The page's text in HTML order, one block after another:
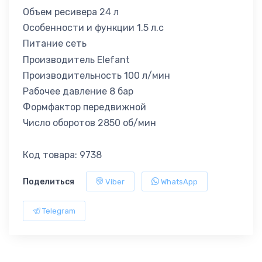
Объем ресивера 24 л
Особенности и функции 1.5 л.с
Питание сеть
Производитель Elefant
Производительность 100 л/мин
Рабочее давление 8 бар
Формфактор передвижной
Число оборотов 2850 об/мин
Код товара: 9738
Поделиться Viber WhatsApp
Telegram